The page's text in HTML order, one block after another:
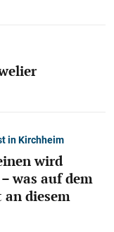
in Kirchheim
wird
was auf dem
diesem